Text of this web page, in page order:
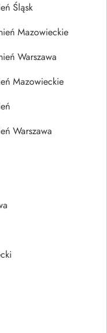
Śląsk
Mazowieckie
Warszawa
Mazowieckie
Warszawa